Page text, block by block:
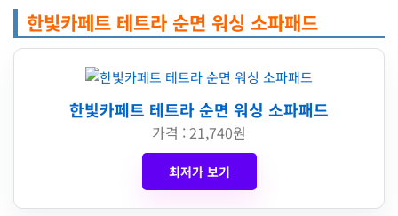
한빛카페트 테트라 순면 워싱 소파패드
한빛카페트 테트라 순면 워싱 소파패드
가격 : 21,740원
최저가 보기